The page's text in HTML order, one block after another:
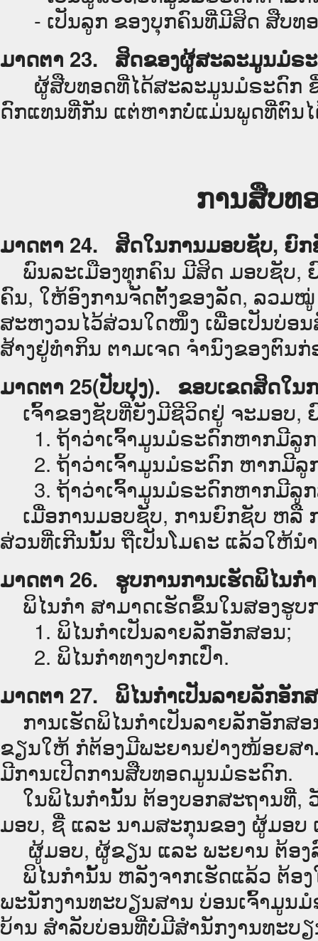
- ເປັນລູກ ຂອງບຸກຄົນທີ່ມີສິດ ສືບທ
ມາດຕາ 23. ສິດຂອງຜູ້ສະລະມູນມໍຣ
ຜູ້ສືບທອດທີ່ໄດ້ສະລະມູນມໍຣະດົກ
ດົກແທນທີ່ກັນ ແຕ່ຫາກບໍ່ແມ່ນພູດທີ່ຕົນ
ການສືບທ
ມາດຕາ 24. ສິດໃນການມອບຊັບ, ຍົ
ພົນລະເມືອງທຸກຄົນ ມີສິດ ມອບຊັບ
ຄົນ, ໃຫ້ອົງການຈັດຕັ້ງຂອງລັດ, ລວມ
ສະຫງວນໄວ້ສ່ວນໃດໜຶ່ງ ເພື່ອເປັນບ່ອ
ສ້າງຢູ່ທຳກິນ ຕາມເຈດ ຈຳນົງຂອງຕົນ
ມາດຕາ 25(ປັບປຸງ). ຂອບເຂດສິດໃ
ເຈົ້າຂອງຊັບທີ່ຍັງມີຊີວິດຢູ່ ຈະມອບ,
1. ຖ້າວ່າເຈົ້າມູນມໍຣະດົກຫາກມີລູ
2. ຖ້າວ່າເຈົ້າມູນມໍຣະດົກ ຫາກມີລູ
3. ຖ້າວ່າເຈົ້າມູນມໍຣະດົກຫາກມີລູ
ເມື່ອການມອບຊັບ, ການຍົກຊັບ ຫລື
ສ່ວນທີ່ເກີນນັ້ນ ຖືເປັນໂມຄະ ແລ້ວໃຫ້
ມາດຕາ 26. ຮູບການການເຮັດພິໄນກຳ
ພິໄນກຳ ສາມາດເຮັດຂຶ້ນໃນສອງຮູບ
1. ພິໄນກຳເປັນລາຍລັກອັກສອນ;
2. ພິໄນກຳທາງປາກເປົ່າ.
ມາດຕາ 27. ພິໄນກຳເປັນລາຍລັກອັກ
ການເຮັດພິໄນກຳເປັນລາຍລັກອັກສ
ຂຽນໃຫ້ ກໍຕ້ອງມີພະຍານຢ່າງໜ້ອຍສ
ມີການເປີດການສືບທອດມູນມໍຣະດົກ.
ໃນພິໄນກຳນັ້ນ ຕ້ອງບອກສະຖານທີ່,
ມອບ, ຊື່ ແລະ ນາມສະກຸນຂອງ ຜູ້ມອ
ຜູ້ມອບ, ຜູ້ຂຽນ ແລະ ພະຍານ ຕ້ອງ
ພິໄນກຳນັ້ນ ຫລັງຈາກເຮັດແລ້ວ ຕ້ອ
ພະນັກງານທະບຽນສານ ບ່ອນເຈົ້າມູນ
ບ້ານ ສຳລັບບ່ອນທີ່ບໍ່ມີສຳນັກງານທະບ